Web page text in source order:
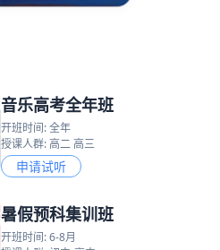
音乐高考全年班
开班时间: 全年
授课人群: 高二 高三
申请试听
暑假预科集训班
开班时间: 6-8月